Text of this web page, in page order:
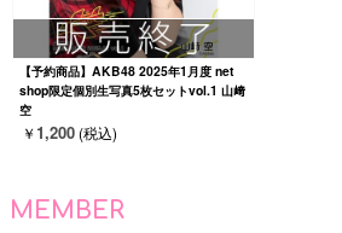
【予約商品】AKB48 2025年1月度 net
shop限定個別生写真5枚セットvol.1 山﨑
空
￥ 1,200(税込)
MEMBER